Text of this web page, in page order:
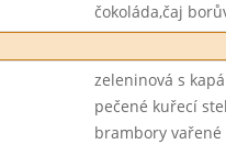
čokoláda,čaj
zeleninová s
pečené kuřecí
brambory vařené